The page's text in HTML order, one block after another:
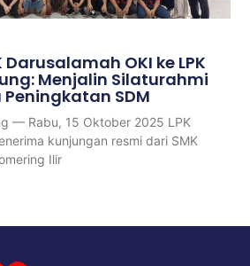
OKI ke LPK
Menjalin Silaturahmi
SDM
— Rabu, 15 Oktober 2025 LPK
kunjungan resmi dari SMK
Ilir